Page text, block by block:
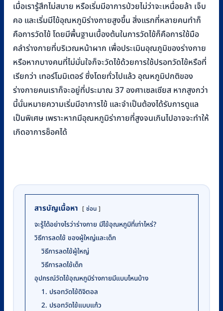
เมื่อเรารู้สึกไม่สบาย หรือเริ่มมีอาการป่วยไม่ว่าจะเหนื่อยล้า เจ็บ
คอ และเริ่มมีไข้อุณหภูมิร่างกายสูงขึ้น สิ่งแรกที่หลายคนทำก็
คือการวัดไข้ โดยมีพื้นฐานเบื้องต้นในการวัดไข้ก็คือการใช้มือ
คลำร่างกายที่บริเวณหน้าผาก เพื่อประเมินอุณภูมิของร่างกาย
หรือหากบางคนที่ไม่มั่นใจก็จะวัดไข้ด้วยการใช้ปรอทวัดไข้หรือที่
เรียกว่า เทอร์โมมิเตอร์ ซึ่งโดยทั่วไปแล้ว อุณหภูมิปกติของ
ร่างกายคนเราก็จะอยู่ที่ประมาณ 37 องศาเซลเซียส หากสูงกว่า
นี้นั่นหมายความเริ่มมีอาการไข้ และจำเป็นต้องได้รับการดูแล
เป็นพิเศษ เพราะหากมีอุณหภูมิร่ากายที่สูงจนเกินไปอาจจะทำให้
เกิดอาการช็อคได้
สารบัญเนื้อหา ซ่อน
จะรู้ได้อย่างไรว่าร่างกาย มีไข้อุณหภูมิที่เท่าไหร่?
วิธีการลดไข้ ของผู้ใหญ่และเด็ก
วิธีการลดไข้ผู้ใหญ่
วิธีการลดไข้เด็ก
อุปกรณ์วัดไข้อุณหภูมิร่างกายมีแบบไหนบ้าง
1. ปรอทวัดไข้ดิจิตอล
2. ปรอทวัดไข้แบบแก้ว